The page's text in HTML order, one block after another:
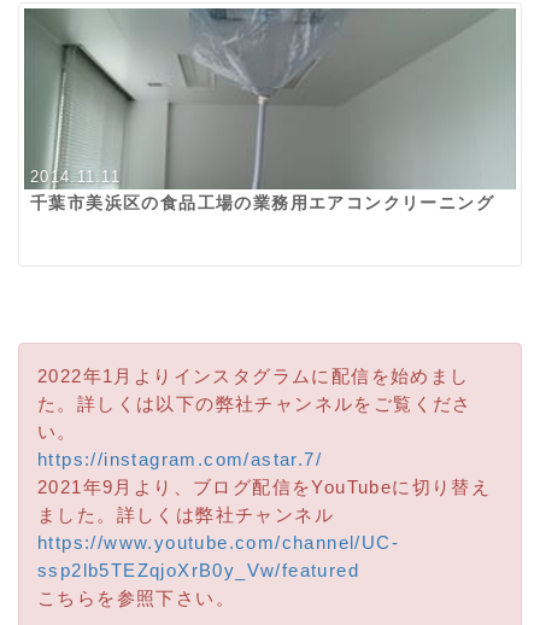
2014.11.11
千葉市美浜区の食品工場の業務用エアコンクリーニング
2022年1月よりインスタグラムに配信を始めまし
た。詳しくは以下の弊社チャンネルをご覧くださ
い。
https://instagram.com/astar.7/
2021年9月より、ブログ配信をYouTubeに切り替え
ました。詳しくは弊社チャンネル
https://www.youtube.com/channel/UC-
ssp2lb5TEZqjoXrB0y_Vw/featured
こちらを参照下さい。